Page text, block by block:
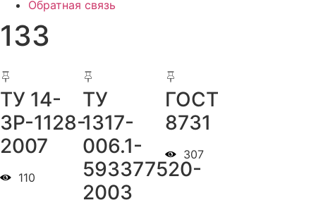
Обратная связь
133
ТУ 14-
3Р-1128-
2007
110
ТУ
1317-
006.1-
593377520-
2003
ГОСТ
8731
307